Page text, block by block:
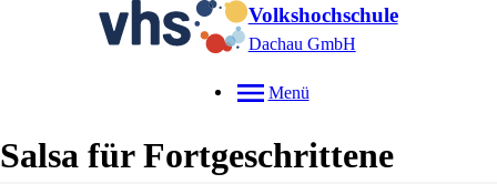
Volkshochschule
Dachau GmbH
Menü
Salsa für Fortgeschrittene